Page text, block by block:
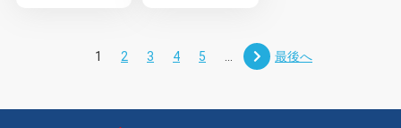
1 2 3 4 5 最後へ